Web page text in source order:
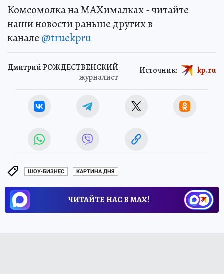
Комсомолка на MAXималках - читайте
наши новости раньше других в
канале @truekpru
Дмитрий РОЖДЕСТВЕНСКИЙ
журналист
Источник: kp.ru
ШОУ-БИЗНЕС КАРТИНА ДНЯ
ЧИТАЙТЕ НАС В МАХ!